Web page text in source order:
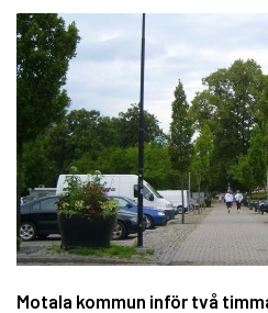
Motala kommun inför två